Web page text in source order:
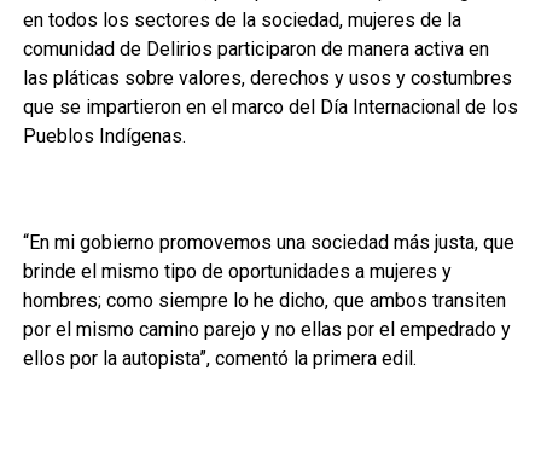
en todos los sectores de la sociedad, mujeres de la
comunidad de Delirios participaron de manera activa en
las pláticas sobre valores, derechos y usos y costumbres
que se impartieron en el marco del Día Internacional de los
Pueblos Indígenas.
“En mi gobierno promovemos una sociedad más justa, que
brinde el mismo tipo de oportunidades a mujeres y
hombres; como siempre lo he dicho, que ambos transiten
por el mismo camino parejo y no ellas por el empedrado y
ellos por la autopista”, comentó la primera edil.